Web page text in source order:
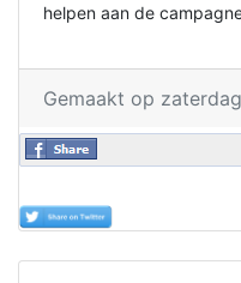
helpen aan de campagne
Gemaakt op